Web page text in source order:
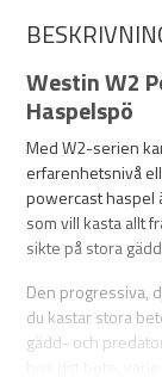
Westin W2
Haspelspö
Med W2-serien
erfarenhetsnivå
powercast haspel
som vill kasta allt
sikte på stora
Den progressiva,
du kastar stora
gädd- och